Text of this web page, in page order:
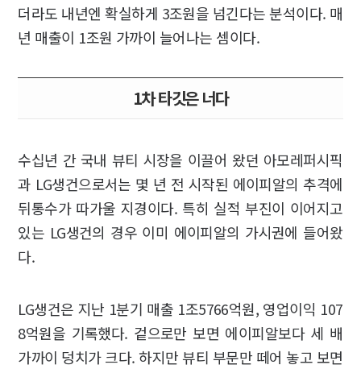
더라도 내년엔 확실하게 3조원을 넘긴다는 분석이다. 매
년 매출이 1조원 가까이 늘어나는 셈이다.
1차 타깃은 너다
수십년 간 국내 뷰티 시장을 이끌어 왔던 아모레퍼시픽
과 LG생건으로서는 몇 년 전 시작된 에이피알의 추격에
뒤통수가 따가울 지경이다. 특히 실적 부진이 이어지고
있는 LG생건의 경우 이미 에이피알의 가시권에 들어왔
다.
LG생건은 지난 1분기 매출 1조5766억원, 영업이익 107
8억원을 기록했다. 겉으로만 보면 에이피알보다 세 배
가까이 덩치가 크다. 하지만 뷰티 부문만 떼어 놓고 보면